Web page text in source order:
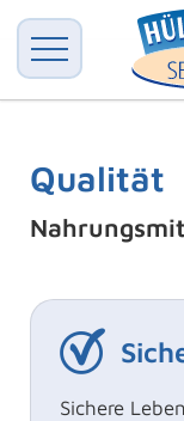
Qualität
Sichere